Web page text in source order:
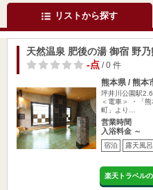
リストから探す
天然温泉 肥後の湯 御宿 野乃
-点/ 0 件
熊本県 / 熊本
坪井川公園駅
＜電車＞ ・「
町」より…
営業時間
入浴料金 ～
宿泊 露天風呂
楽天トラベル